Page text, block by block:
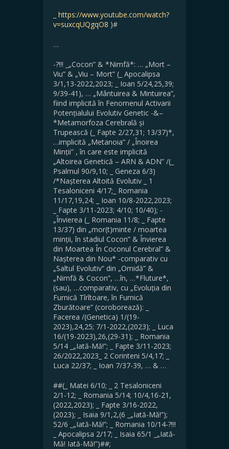
https://www.youtube.com/watch?
v=suxcqUQgqO8 )#
…
-?!!! _„Cocon” & *Nimfă*: … „Mort –
Viu” & „Viu – Mort” (_ Apocalipsa
3/1,13-2022,2023; _ Ioan 5/24,25,39;
9/39-41), … „Mântuirea & Mintuirea”,
fiind implicită în Fenomenul Activarii
Potențialului Evolutiv Genetic -&–
*Metamorfoza Cerebrală și
Trupească (_ Fapte 2/27,31; 13/37)*,
…implicită „Metanoia” / „Înoirea
Minții” , în care este implicită
„Altoirea Genetică – ARN & ADN” /(_
Psalmul 90/9,10; _ Geneza 6/3)
/*Nașterea Altoită Evolutiv _ 1
Tesaloniceni 4/17;_ Romania
11/17,19,24; _ Ioan 10/8-2022,2023;
_ Fapte 3/11-2023; 4/10; 10/40); -
„Învierea (_ Romania 11/8; _ Fapte
13/37) din „mor(t)minte / moartea
minții, în stadiul Cocon” & Învierea
din Moartea În Coconul Cerebral” &
Nașterea din Nou* -comparativ cu
„Saltul Evolutiv” din „Omidă” &
„Nimfă & Cocon”, …în, …*Fluture*,
(sau), …comparativ, cu „Evoluția din
Furnică Tîrîtoare, în Furnică
Zburătoare” (coroborează): _
Facerea /(Genetica) 1/(19-
2023),24,25; 7/1-2022,(2023); _ Luca
16/(19-2023),26,(29-31); _ Romania
5/14 _„Iată-Mă!”; _ Fapte 3/11-2023;
26/2022,2023_ 2 Corinteni 5/4,17; _
Luca 22/37; _ Ioan 7/37-39, … & …
##(_ Matei 6/10; _ 2 Tesaloniceni
2/1-12; _ Romania 5/14; 10/4,16-21,
(2022,2023); _ Fapte 3/16-2022,
(2023); _ Isaia 9/1,2,(6 _„Iată-Mă!”);
52/6 _„Iată-Mă!”; _ Romania 10/14-?!!!
_ Apocalipsa 2/17; _ Isaia 65/1 _„Iată-
Mă! Iată-Mă!”)##;